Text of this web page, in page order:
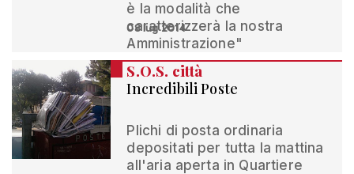
è la modalità che
caratterizzerà la nostra
Amministrazione"
08 lug 2014
S.O.S. città
Incredibili Poste
Plichi di posta ordinaria
depositati per tutta la mattina
all'aria aperta in Quartiere